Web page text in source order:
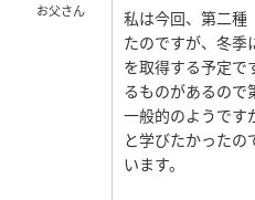
お父さん
私は今回、第二種
たのですが、冬季
を取得する予定で
るものがあるので
一般的のようです
と学びたかったの
います。